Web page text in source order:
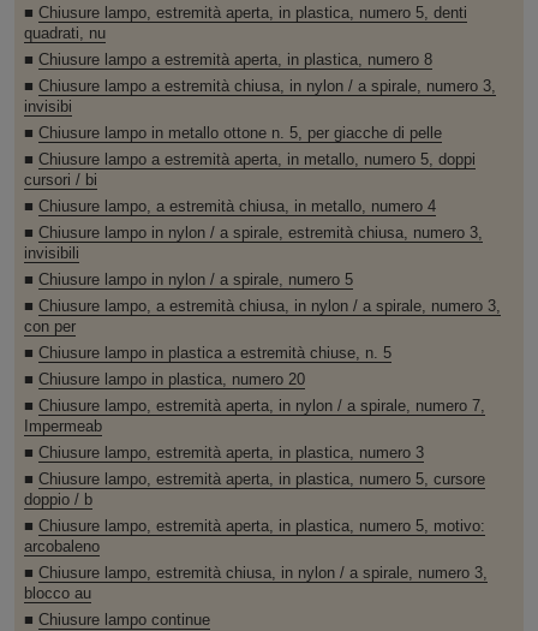
■ Chiusure lampo, estremità aperta, in plastica, numero 5, denti
quadrati, nu
■ Chiusure lampo a estremità aperta, in plastica, numero 8
■ Chiusure lampo a estremità chiusa, in nylon / a spirale, numero 3,
invisibi
■ Chiusure lampo in metallo ottone n. 5, per giacche di pelle
■ Chiusure lampo a estremità aperta, in metallo, numero 5, doppi
cursori / bi
■ Chiusure lampo, a estremità chiusa, in metallo, numero 4
■ Chiusure lampo in nylon / a spirale, estremità chiusa, numero 3,
invisibili
■ Chiusure lampo in nylon / a spirale, numero 5
■ Chiusure lampo, a estremità chiusa, in nylon / a spirale, numero 3,
con per
■ Chiusure lampo in plastica a estremità chiuse, n. 5
■ Chiusure lampo in plastica, numero 20
■ Chiusure lampo, estremità aperta, in nylon / a spirale, numero 7,
Impermeab
■ Chiusure lampo, estremità aperta, in plastica, numero 3
■ Chiusure lampo, estremità aperta, in plastica, numero 5, cursore
doppio / b
■ Chiusure lampo, estremità aperta, in plastica, numero 5, motivo:
arcobaleno
■ Chiusure lampo, estremità chiusa, in nylon / a spirale, numero 3,
blocco au
■ Chiusure lampo continue